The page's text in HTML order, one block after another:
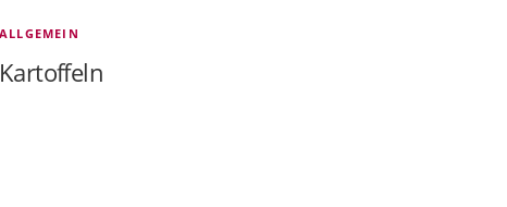
ALLGEMEIN
Kartoffeln